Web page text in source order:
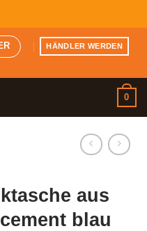
HÄNDLER WERDEN
0
aus
blau